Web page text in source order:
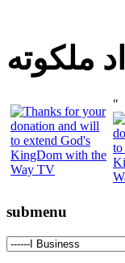
ملكوته
"
submenu